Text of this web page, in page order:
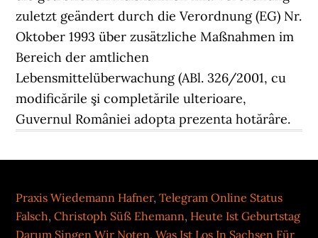
Praxis Wiedemann Hafner,Telegram Online Status
Falsch,Christoph Süß Ehemann, Heute Ist Geburtstag
Darum Singen Wir Noten,Was Ist Los In Sachsen Für